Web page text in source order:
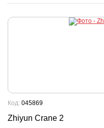
Zhiyun Crane 2
Код: 045869